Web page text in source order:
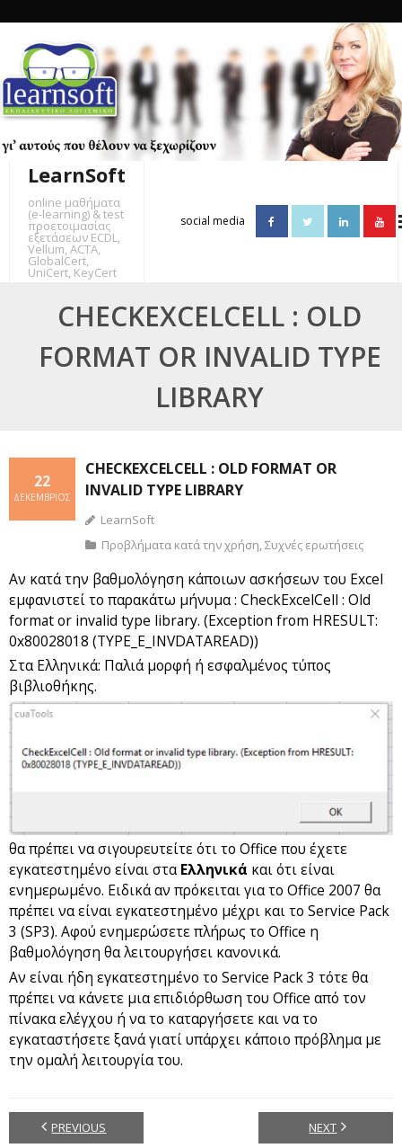
content
LearnSoft
online μαθήματα
(e-learning) & test
προετοιμασίας
εξετάσεων ECDL,
Vellum, ACTA,
GlobalCert,
UniCert, KeyCert
social media
CHECKEXCELCELL : OLD
FORMAT OR INVALID TYPE
LIBRARY
CHECKEXCELCELL : OLD FORMAT OR
INVALID TYPE LIBRARY
22
ΔΕΚΈΜΒΡΙΟΣ
LearnSoft
Προβλήματα κατά την χρήση,Συχνές ερωτήσεις
Αν κατά την βαθμολόγηση κάποιων ασκήσεων του Excel
εμφανιστεί το παρακάτω μήνυμα : CheckExcelCell : Old
format or invalid type library. (Exception from HRESULT:
0x80028018 (TYPE_E_INVDATAREAD))
Στα Ελληνικά: Παλιά μορφή ή εσφαλμένος τύπος
βιβλιοθήκης.
θα πρέπει να σιγουρευτείτε ότι το Office που έχετε
εγκατεστημένο είναι σταΕλληνικά και ότι είναι
ενημερωμένο. Ειδικά αν πρόκειται για το Office 2007 θα
πρέπει να είναι εγκατεστημένο μέχρι και το Service Pack
3 (SP3). Αφού ενημερώσετε πλήρως το Office η
βαθμολόγηση θα λειτουργήσει κανονικά.
Αν είναι ήδη εγκατεστημένο το Service Pack 3 τότε θα
πρέπει να κάνετε μια επιδιόρθωση του Office από τον
πίνακα ελέγχου ή να το καταργήσετε και να το
εγκαταστήσετε ξανά γιατί υπάρχει κάποιο πρόβλημα με
την ομαλή λειτουργία του.
PREVIOUS NEXT